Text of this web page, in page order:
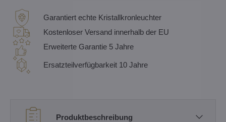
Garantiert echte Kristallkronleuchter
Kostenloser Versand innerhalb der EU
Erweiterte Garantie 5 Jahre
Ersatzteilverfügbarkeit 10 Jahre
Produktbeschreibung